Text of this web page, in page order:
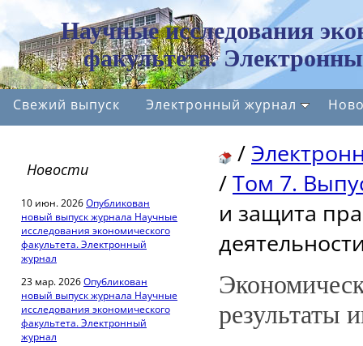
Научные исследования
факультета.
Свежий выпуск Электронный журнал
Новости
10 июн. 2026Опубликован
новый выпуск журнала Научные
исследования экономического
факультета. Электронный
журнал
23 мар. 2026Опубликован
новый выпуск журнала Научные
исследования экономического
факультета. Электронный
журнал
/
/Том 7.
и защита
результаты